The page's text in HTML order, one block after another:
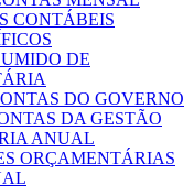
CONTÁBEIS
DE
DO GOVERNO
DA GESTÃO
ANUAL
ORÇAMENTÁRIAS